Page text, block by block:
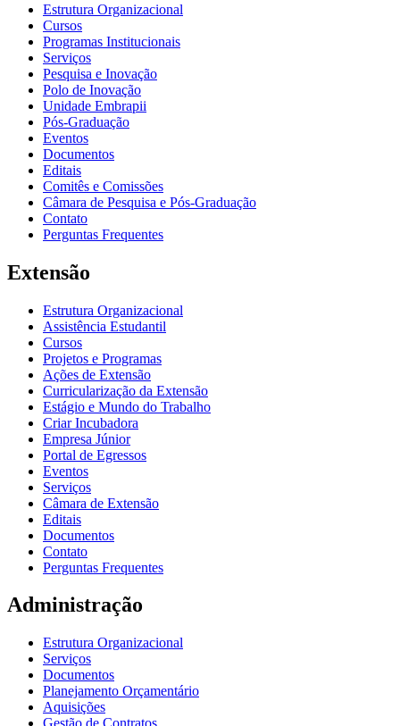
Estrutura Organizacional
Cursos
Programas Institucionais
Serviços
Pesquisa e Inovação
Polo de Inovação
Unidade Embrapii
Pós-Graduação
Eventos
Documentos
Editais
Comitês e Comissões
Câmara de Pesquisa e Pós-Graduação
Contato
Perguntas Frequentes
Extensão
Estrutura Organizacional
Assistência Estudantil
Cursos
Projetos e Programas
Ações de Extensão
Curricularização da Extensão
Estágio e Mundo do Trabalho
Criar Incubadora
Empresa Júnior
Portal de Egressos
Eventos
Serviços
Câmara de Extensão
Editais
Documentos
Contato
Perguntas Frequentes
Administração
Estrutura Organizacional
Serviços
Documentos
Planejamento Orçamentário
Aquisições